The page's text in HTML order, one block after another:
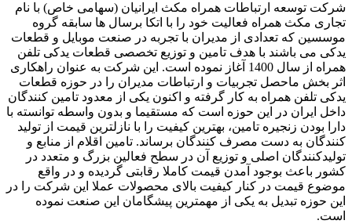
توسعه ارتباطات همراه مکث ایرانیان (سهامی خاص) با نام
مکث همراه فعالیت خود را با اتکا برسال ها سابقه گروه
که تعدادی از مدیران با تجربه در صنعت موبایل و قطعات
می باشند با هدف تامین و توزیع تخصصی قطعات یدکی تلفن
همراه از سال 1400 آغاز نموده است. این شرکت به عنوان راهکاری
بخش ماحصل تجربیات و ارتباطات مدیران را در حوزه قطعات
تلفن همراه به کار گرفته و اکنون یکی از معدود تامین کنندگان
ایران در این حوزه است که مستقیما و بدون واسطه توانسته با
بودن زنجیره تامین، بهترین کیفیت را با نازلترین قیمت از تولید
به دست مصرف کنندگان برساند. تامین اقلام از منابع و
اصلی و توزیع آن در سطح فعالین بزرگ و متعدد در
باعث بوجود آمدن قیمت کاملا رقابتی گردیده و در واقع
قیمت در کنار کیفیت بالای محصولات عملا این شرکت را در
حوزه تبدیل به یکی از مهمترین پیشگامان این صنعت نموده